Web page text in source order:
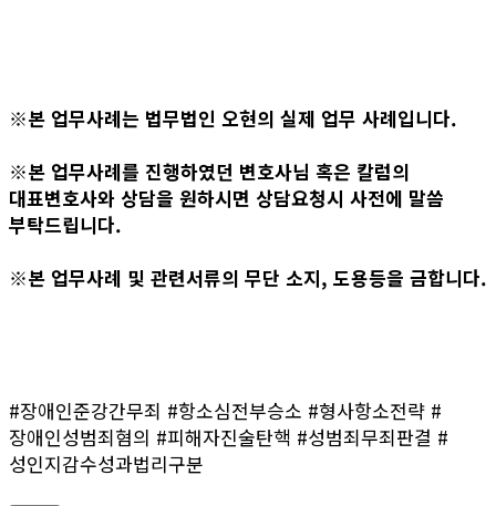
※본 업무사례는 법무법인 오현의 실제 업무 사례입니다.
※본 업무사례를 진행하였던 변호사님 혹은 칼럼의
대표변호사와 상담을 원하시면 상담요청시 사전에 말씀
부탁드립니다.
※본 업무사례 및 관련서류의 무단 소지, 도용등을 금합니다.
#장애인준강간무죄 #항소심전부승소 #형사항소전략 #
장애인성범죄혐의 #피해자진술탄핵 #성범죄무죄판결 #
성인지감수성과법리구분